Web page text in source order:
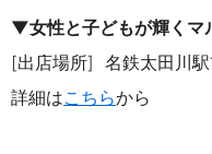
▼女性と子どもが輝くマ
[出店場所] 名鉄太田川
詳細はこちらから